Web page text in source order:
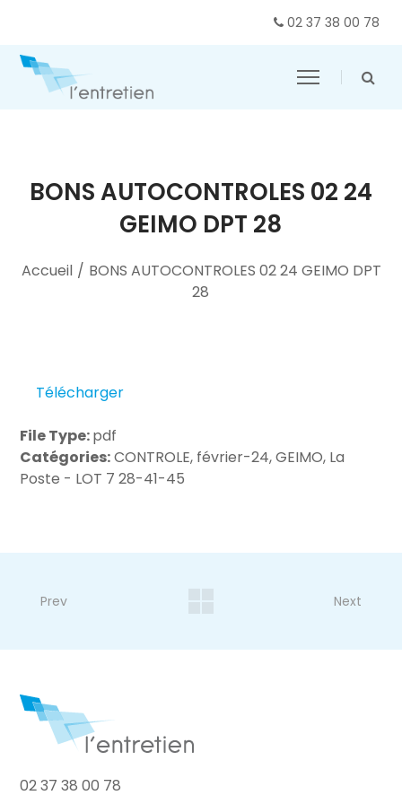
02 37 38 00 78
BONS AUTOCONTROLES 02 24
GEIMO DPT 28
Accueil / BONS AUTOCONTROLES 02 24 GEIMO DPT
28
Télécharger
File Type:pdf
Catégories:CONTROLE, février-24, GEIMO, La
Poste - LOT 7 28-41-45
Prev Next
02 37 38 00 78